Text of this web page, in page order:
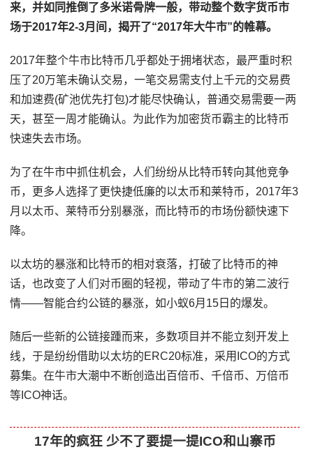
来，并如同推倒了多米诺骨牌一般，带动整个数字货币市
场于2017年2-3月间，揭开了“2017年大牛市”的帷幕。
2017年整个牛市比特币几乎都处于拥堵状态，最严重时积
压了20万笔未确认交易，一笔交易需支付上千元的交易费
和加速费(矿池优先打包)才能尽快确认，普通交易需要一两
天，甚至一周才能确认。为此作为加密货币霸主的比特币
快速失去市场。
为了在牛市中抓住机会，人们纷纷从比特币转向其他竞争
币，更多人选择了更快捷低廉的以太币和莱特币，2017年3
月以太币、莱特币分别暴涨，而比特币的市场份额快速下
降。
以太坊的暴涨和比特币的相对衰落，打破了比特币的神
话，也改变了人们对币圈的轻视，带动了牛市的第二波行
情——智能合约公链的暴涨，如小蚁6月15日的爆发。
随后一些新的公链接踵而来，多数项目并不能立刻开发上
线，于是纷纷借助以太坊的ERC20标准，采用ICO的方式
募集。在牛市大潮中不断创造出百倍币、千倍币、万倍币
等ICO神话。
17年的疯狂 少不了要提一提ICO和山寨币